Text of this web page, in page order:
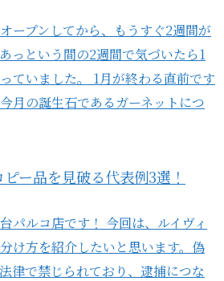
ープンしてから、もうすぐ2週間が
っという間の2週間で気づいたら1
ていました。 1月が終わる直前です
月の誕生石であるガーネットにつ
ー品を見破る代表例3選！
パルコ店です！ 今回は、ルイヴィ
け方を紹介したいと思います。偽
律で禁じられており、逮捕につな